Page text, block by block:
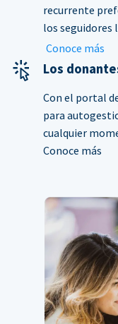
recurrente
los seguidores
Conoce más
Los
Con el portal
para
cualquier
Conoce más